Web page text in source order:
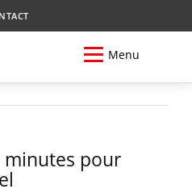
Menu
minutes pour